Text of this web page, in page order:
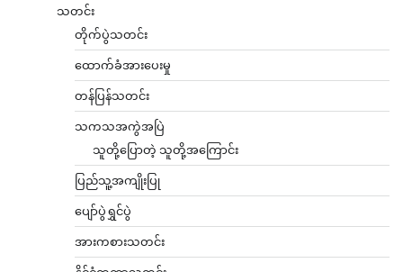
သတင်း
တိုက်ပွဲသတင်း
ထောက်ခံအားပေးမှု
တန်ပြန်သတင်း
သကသအကွဲအပြဲ
သူတို့ပြောတဲ့ သူတို့အကြောင်း
ပြည်သူ့အကျိုးပြု
ပျော်ပွဲရွှင်ပွဲ
အားကစားသတင်း